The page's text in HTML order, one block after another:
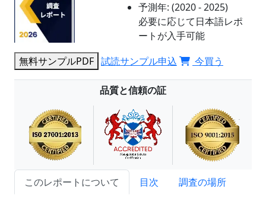
予測年: (2020 - 2025)
必要に応じて日本語レポ
ートが入手可能
無料サンプルPDF 試読サンプル申込 今買う
品質と信頼の証
このレポートについて 目次
調査の場所